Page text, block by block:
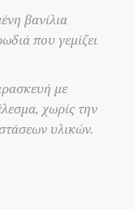
βανίλια
που γεμίζει
με
χωρίς την
υλικών.